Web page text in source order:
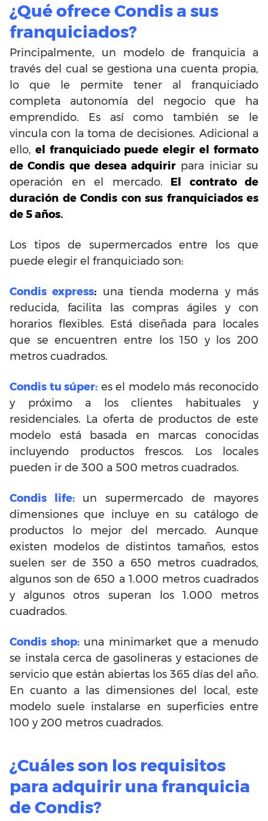
¿Qué ofrece Condis a sus
franquiciados?
Principalmente, un modelo de franquicia a
través del cual se gestiona una cuenta propia,
lo que le permite tener al franquiciado
completa autonomía del negocio que ha
emprendido. Es así como también se le
vincula con la toma de decisiones. Adicional a
ello, el franquiciado puede elegir el formato
de Condis que desea adquirir para iniciar su
operación en el mercado. El contrato de
duración de Condis con sus franquiciados es
de 5 años.
Los tipos de supermercados entre los que
puede elegir el franquiciado son:
Condis express: una tienda moderna y más
reducida, facilita las compras ágiles y con
horarios flexibles. Está diseñada para locales
que se encuentren entre los 150 y los 200
metros cuadrados.
Condis tu súper: es el modelo más reconocido
y próximo a los clientes habituales y
residenciales. La oferta de productos de este
modelo está basada en marcas conocidas
incluyendo productos frescos. Los locales
pueden ir de 300 a 500 metros cuadrados.
Condis life:
un supermercado de mayores
dimensiones que incluye en su catálogo de
productos lo mejor del mercado. Aunque
existen modelos de distintos tamaños, estos
suelen ser de 350 a 650 metros cuadrados,
algunos son de 650 a 1.000 metros cuadrados
y algunos otros superan los 1.000 metros
cuadrados.
Condis shop:una minimarket que a menudo
se instala cerca de gasolineras y estaciones de
servicio que están abiertas los 365 días del año.
En cuanto a las dimensiones del local, este
modelo suele instalarse en superficies entre
100 y 200 metros cuadrados.
¿Cuáles son los requisitos
para adquirir una franquicia
de Condis?